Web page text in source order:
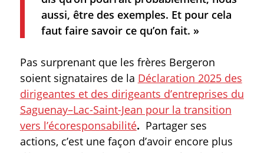
aussi, être des exemples. Et pour cela
faut faire savoir ce qu’on fait. »
Pas surprenant que les frères Bergeron
soient signataires de la Déclaration 2025 des
dirigeantes et des dirigeants d’entreprises du
Saguenay–Lac-Saint-Jean pour la transition
vers l’écoresponsabilité. Partager ses
actions, c’est une façon d’avoir encore plus